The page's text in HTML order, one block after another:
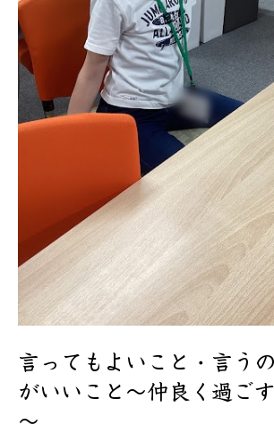
言ってもよいこと・言う
がいいこと～仲良く過ご
～